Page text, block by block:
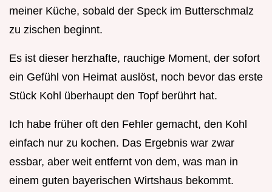
meiner Küche, sobald der Speck im Butterschmalz
zu zischen beginnt.
Es ist dieser herzhafte, rauchige Moment, der sofort
ein Gefühl von Heimat auslöst, noch bevor das erste
Stück Kohl überhaupt den Topf berührt hat.
Ich habe früher oft den Fehler gemacht, den Kohl
einfach nur zu kochen. Das Ergebnis war zwar
essbar, aber weit entfernt von dem, was man in
einem guten bayerischen Wirtshaus bekommt.